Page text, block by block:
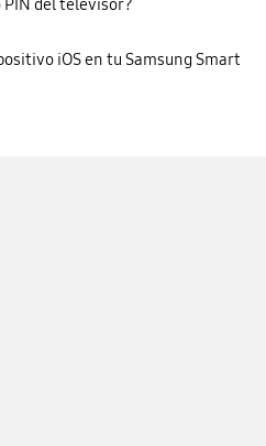
PIN del televisor?
iOS en tu Samsung Smart